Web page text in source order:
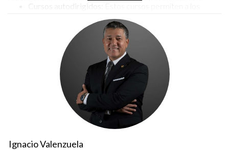
Cursos autodirigidos:
estudiantes avanzar a su propio ritmo, ofreciendo
flexibilidad máxima.
Cursos en vivo:
Proporcionan interacción en tiempo
real con instructores y otros estudiantes, lo que puede
ser ventajoso para aquellos que prefieren el aprendizaje
colaborativo.
Cursos híbridos:Combinan elementos en línea y
presenciales, ofreciendo así lo mejor de ambos mundos.
Cursos de certificación:
Estos están diseñados
específicamente para preparar a los estudiantes para
exámenes de licencia y ofrecen materiales y
simulaciones de prueba específicos.
Ignacio Valenzuela